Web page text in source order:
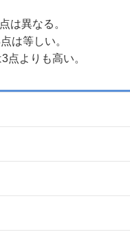
は異なる。
は等しい。
よりも高い。